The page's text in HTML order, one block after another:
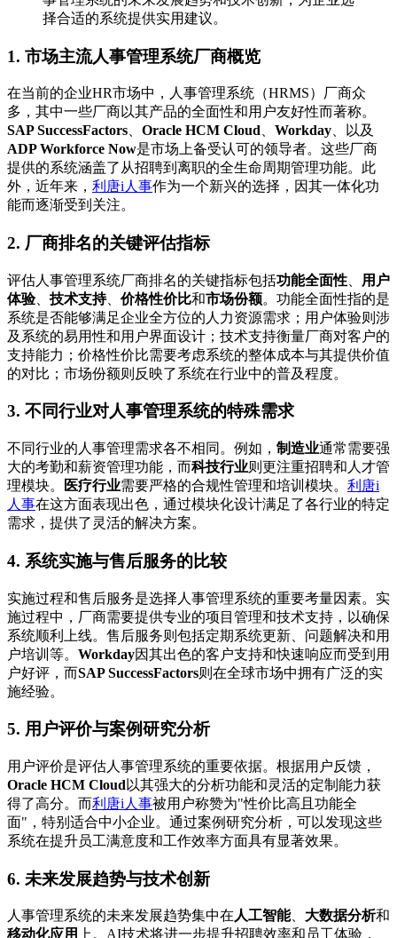
择合适的系统提供实用建议。
1. 市场主流人事管理系统厂商概览
在当前的企业HR市场中，人事管理系统（HRMS）厂商众
多，其中一些厂商以其产品的全面性和用户友好性而著称。
SAP SuccessFactors
Oracle HCM Cloud Workday 、以及
ADP Workforce Now是市场上备受认可的领导者。这些厂商
提供的系统涵盖了从招聘到离职的全生命周期管理功能。此
外，近年来， 利唐i人事作为一个新兴的选择，因其一体化功
能而逐渐受到关注。
2. 厂商排名的关键评估指标
评估人事管理系统厂商排名的关键指标包括功能全面性
用户
体验、 技术支持、 价格性价比和市场份额。功能全面性指的是
系统是否能够满足企业全方位的人力资源需求；用户体验则涉
及系统的易用性和用户界面设计；技术支持衡量厂商对客户的
支持能力；价格性价比需要考虑系统的整体成本与其提供价值
的对比；市场份额则反映了系统在行业中的普及程度。
3. 不同行业对人事管理系统的特殊需求
不同行业的人事管理需求各不相同。例如， 制造业通常需要强
大的考勤和薪资管理功能，而科技行业则更注重招聘和人才管
理模块。
医疗行业需要严格的合规性管理和培训模块。 利唐i
人事在这方面表现出色，通过模块化设计满足了各行业的特定
需求，提供了灵活的解决方案。
4. 系统实施与售后服务的比较
实施过程和售后服务是选择人事管理系统的重要考量因素。实
施过程中，厂商需要提供专业的项目管理和技术支持，以确保
系统顺利上线。售后服务则包括定期系统更新、问题解决和用
户培训等。 Workday因其出色的客户支持和快速响应而受到用
户好评，而SAP SuccessFactors则在全球市场中拥有广泛的实
施经验。
5. 用户评价与案例研究分析
用户评价是评估人事管理系统的重要依据。根据用户反馈，
Oracle HCM Cloud 以其强大的分析功能和灵活的定制能力获
得了高分。而利唐i人事被用户称赞为"性价比高且功能全
面"，特别适合中小企业。通过案例研究分析，可以发现这些
系统在提升员工满意度和工作效率方面具有显著效果。
6. 未来发展趋势与技术创新
人事管理系统的未来发展趋势集中在人工智能、 大数据分析和
移动化应用
上。AI技术将进一步提升招聘效率和员工体验，